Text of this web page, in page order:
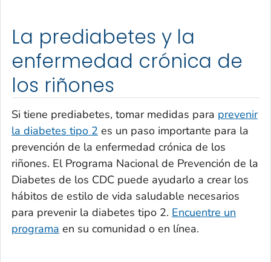
La prediabetes y la
enfermedad crónica de
los riñones
Si tiene prediabetes, tomar medidas para prevenir
la diabetes tipo 2 es un paso importante para la
prevención de la enfermedad crónica de los
riñones. El Programa Nacional de Prevención de la
Diabetes de los CDC puede ayudarlo a crear los
hábitos de estilo de vida saludable necesarios
para prevenir la diabetes tipo 2. Encuentre un
programa en su comunidad o en línea.